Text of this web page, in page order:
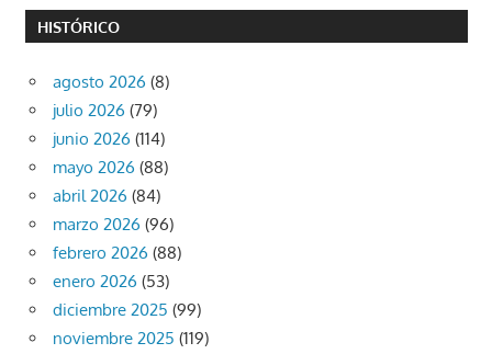
HISTÓRICO
agosto 2026 (8)
julio 2026 (79)
junio 2026 (114)
mayo 2026 (88)
abril 2026 (84)
marzo 2026 (96)
febrero 2026 (88)
enero 2026 (53)
diciembre 2025 (99)
noviembre 2025 (119)